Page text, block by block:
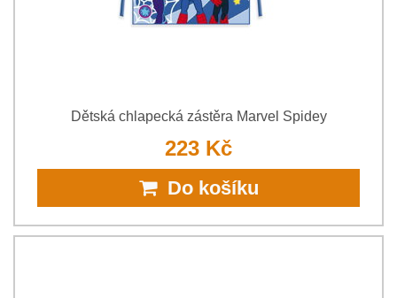
Dětská chlapecká zástěra Marvel Spidey
223 Kč
Do košíku